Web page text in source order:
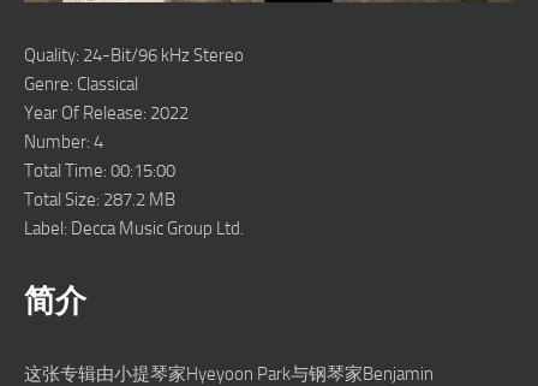
Quality: 24-Bit/96 kHz Stereo
Genre: Classical
Year Of Release: 2022
Number: 4
Total Time: 00:15:00
Total Size: 287.2 MB
Label: Decca Music Group Ltd.
简介
这张专辑由小提琴家Hyeyoon Park与钢琴家Benjamin